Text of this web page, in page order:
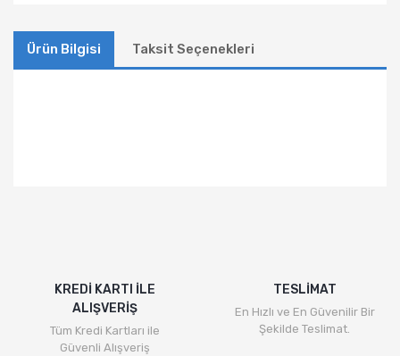
Ürün Bilgisi Taksit Seçenekleri
KREDİ KARTI İLE
ALIŞVERİŞ
Tüm Kredi Kartları ile
Güvenli Alışveriş
TESLİMAT
En Hızlı ve En Güvenilir Bir
Şekilde Teslimat.